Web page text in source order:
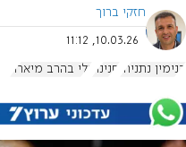
חזקי ברוך
10.03.26, 11:12
בנימין נתניהו חנינה גלי בהרב מיארה